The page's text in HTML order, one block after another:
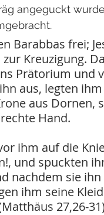
angeguckt
Barabbas frei;
Kreuzigung.
Prätorium und
aus, legten
aus Dornen,
Hand.
ihm auf die
und spuckten
nachdem sie
ihm seine
27,26-31)